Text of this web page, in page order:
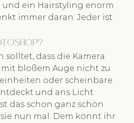
und ein Hairstyling enorm
immer daran: Jeder ist
solltet, dass die Kamera
bloßem Auge nicht zu
oder scheinbare
und ans Licht
das schon ganz schön
nun mal. Dem könnt ihr